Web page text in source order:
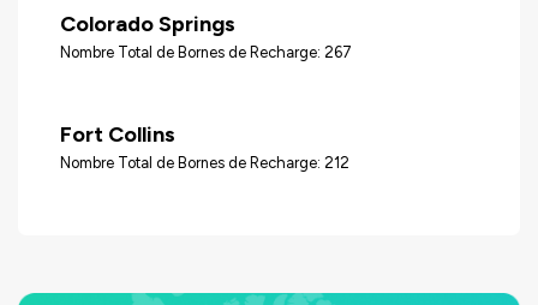
Colorado Springs
Nombre Total de Bornes de Recharge: 267
Fort Collins
Nombre Total de Bornes de Recharge: 212